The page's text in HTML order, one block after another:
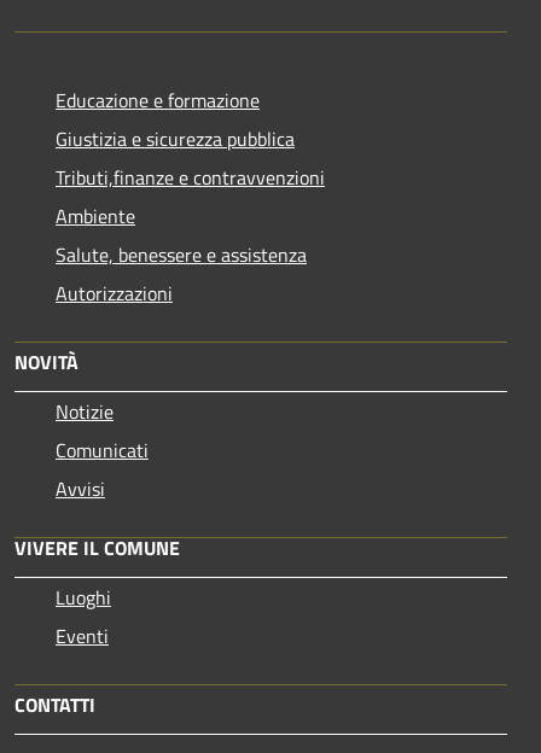
Educazione e formazione
Giustizia e sicurezza pubblica
Tributi,finanze e contravvenzioni
Ambiente
Salute, benessere e assistenza
Autorizzazioni
NOVITÀ
Notizie
Comunicati
Avvisi
VIVERE IL COMUNE
Luoghi
Eventi
CONTATTI